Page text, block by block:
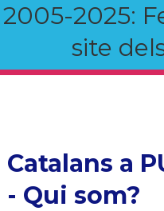
2005-2025:
site
Catalans a
- Qui som?